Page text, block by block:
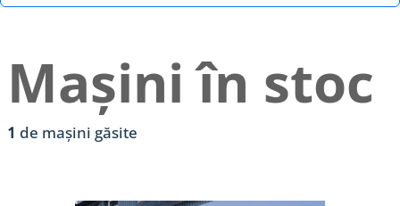
Mașini în stoc
1 de mașini găsite